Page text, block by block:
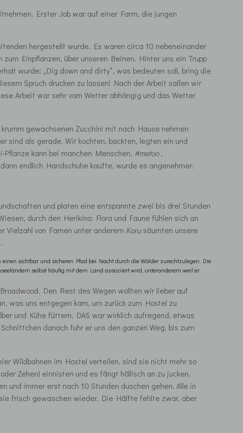
Erster Job war auf einer Farm, die jungen
hergestellt wurde. Es waren circa 10 nebeneinander
Einpflanzen, über unseren Beinen. Hinter uns ein Trupp
wurde: „Dig down and dirty“, was bedeuten soll, bring die
Spruch drucken zu lassen! Nach der Arbeit saßen wir
Arbeit war sehr vom Wetter abhängig und das Wetter
gewachsenen Zucchini mit nach Hause nehmen
sind als gerade. Wir kochten, backten, legten ein und
kann bei manchen Menschen, #metoo,
endlich Handschuhe kaufte, wurde es angenehmer.
und platen eine entspannte zwei bis drei Stunden
durch den Herikino: Flora und Faune fühlen sich an
Vielzahl von Farnen unter anderem Koru säumten unsere
sichtbar und sicheren Pfad bei Nacht durch die Wälder zurechtzulegen. Die
selbst häufig mit dem Land assoziiert wird, unteranderem weil er
Den Rest des Wegen wollten wir lieber auf
was uns entgegen kam, um zurück zum Hostel zu
und Kühe füttern. DAS war wirklich aufregend, etwas
danach fuhr er uns den ganzen Weg, bis zum
Wildbahnen im Hostel verteilen, sind sie nicht mehr so
Zehen) einnisten und es fängt höllisch an zu jucken.
und immer erst nach 10 Stunden duschen gehen. Alle in
frisch gewaschen wieder. Die Hälfte fehlte zwar, aber